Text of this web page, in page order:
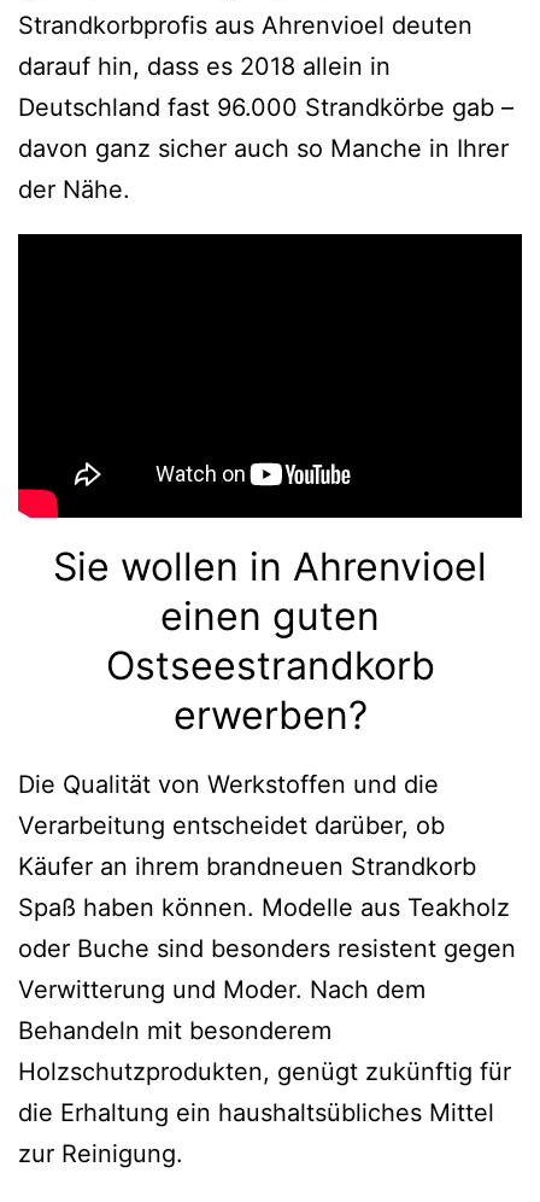
Strandkorbprofis aus Ahrenvioel deuten
darauf hin, dass es 2018 allein in
Deutschland fast 96.000 Strandkörbe gab –
davon ganz sicher auch so Manche in Ihrer
der Nähe.
Sie wollen in Ahrenvioel
einen guten
Ostseestrandkorb
erwerben?
Die Qualität von Werkstoffen und die
Verarbeitung entscheidet darüber, ob
Käufer an ihrem brandneuen Strandkorb
Spaß haben können. Modelle aus Teakholz
oder Buche sind besonders resistent gegen
Verwitterung und Moder. Nach dem
Behandeln mit besonderem
Holzschutzprodukten, genügt zukünftig für
die Erhaltung ein haushaltsübliches Mittel
zur Reinigung.